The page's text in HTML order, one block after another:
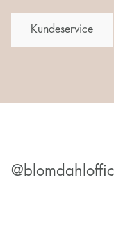
Kundeservice